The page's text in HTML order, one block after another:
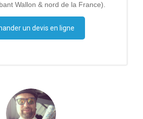
Wallon & nord de la France).
un devis en ligne